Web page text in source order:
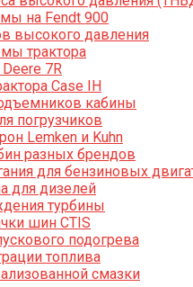
на Fendt 900
высокого давления
трактора
7R
Case IH
кабины
погрузчиков
Lemken и Kuhn
разных брендов
для бензиновых
для дизелей
турбины
шин CTIS
подогрева
топлива
смазки